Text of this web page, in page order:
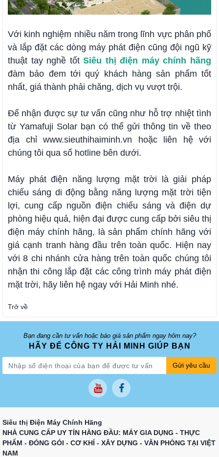
Với kinh nghiệm nhiều năm trong lĩnh vực phân phố
và lắp đặt các dòng máy phát điện cũng đội ngũ kỹ
thuật tay nghề tốtSiêu thị điện máy chính hãng
đàm bảo đem tới quý khách hàng sản phẩm tốt
nhất, giá thành phải chăng, dịch vụ vượt trội.
Để nhận được sự tư vấn cũng như hỗ trợ nhiệt tình
từ Yamafuji Solar bạn có thể gửi thông tin về theo
địa chỉ www.sieuthihaiminh.vn hoặc liên hệ với
chúng tôi qua số hotline bên dưới.
Máy phát điện năng lượng mặt trời là giải pháp
chiếu sáng di động bằng năng lượng mặt trời tiện
lợi, cung cấp nguồn điện chiếu sáng và điện dự
phòng hiệu quả, hiện đại được cung cấp bởi siêu thị
điện máy chính hãng, là sản phẩm chính hãng với
giá cạnh tranh hàng đầu trên toàn quốc. Hiện nay
với 8 chi nhánh cửa hàng trên toàn quốc chúng tôi
nhận thi công lắp đặt các công trình máy phát điện
mặt trời, hãy liên hệ ngay với Hải Minh nhé.
Trở về
Bạn đang cần tư vấn hoặc báo giá sản phẩm ngay hôm nay?
HÃY ĐỂ CÔNG TY HẢI MINH GIÚP BẠN
Gửi yêu cầu
Siêu thị Điện Máy Chính Hãng
NHÀ CUNG CẤP UY TÍN HÀNG ĐẦU: MÁY GIA DỤNG - THỰC
PHẨM - ĐÓNG GÓI - CƠ KHÍ - XÂY DỰNG - VĂN PHÒNG TẠI VIỆT
NAM